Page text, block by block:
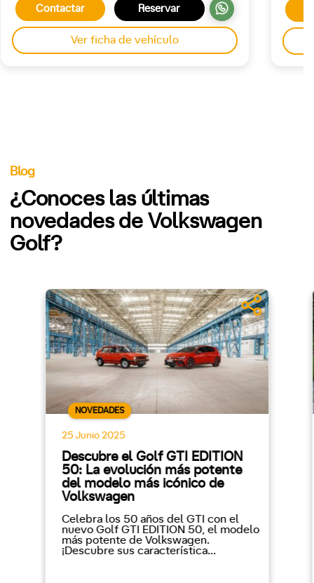
Contactar Reservar
Ver ficha de vehículo
Blog
¿Conoces las últimas
novedades de Volkswagen
Golf?
NOVEDADES
25 Junio 2025
Descubre el Golf GTI EDITION
50: La evolución más potente
del modelo más icónico de
Volkswagen
Celebra los 50 años del GTI con el
nuevo Golf GTI EDITION 50, el modelo
más potente de Volkswagen.
¡Descubre sus característica...